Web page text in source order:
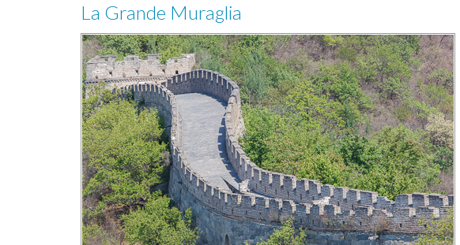
La Grande Muraglia